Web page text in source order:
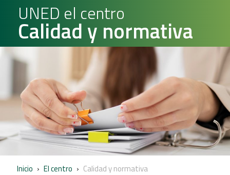
UNED el centro
Calidad y normativa
Inicio › El centro › Calidad y normativa